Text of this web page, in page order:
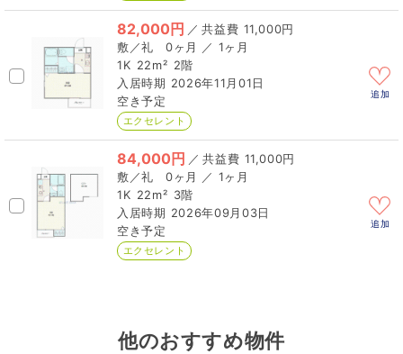
82,000円 ／
11,000円
0ヶ月 ／ 1ヶ月
1K 22m² 2階
2026年11月01日
空き予定
エクセレント
追加
84,000円 ／
11,000円
0ヶ月 ／ 1ヶ月
1K 22m² 3階
2026年09月03日
空き予定
エクセレント
追加
他のおすすめ物件